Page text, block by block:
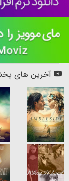
آخرین های